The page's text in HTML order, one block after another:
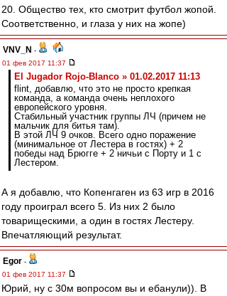
20. Общество тех, кто смотрит футбол жопой.
Соответственно, и глаза у них на жопе)
VNV_N -
01 фев 2017 11:37
El Jugador Rojo-Blanco » 01.02.2017 11:13
flint, добавлю, что это не просто крепкая
команда, а команда очень неплохого
европейского уровня.
Стабильный участник группы ЛЧ (причем не
мальчик для битья там).
В этой ЛЧ 9 очков. Всего одно поражение
(минимальное от Лестера в гостях) + 2
победы над Брюгге + 2 ничьи с Порту и 1 с
Лестером.
А я добавлю, что Копенгаген из 63 игр в 2016
году проиграл всего 5. Из них 2 было
товарищескими, а один в гостях Лестеру.
Впечатляющий результат.
Egor -
01 фев 2017 11:37
Юрий, ну с 30м вопросом вы и ебанули)). В